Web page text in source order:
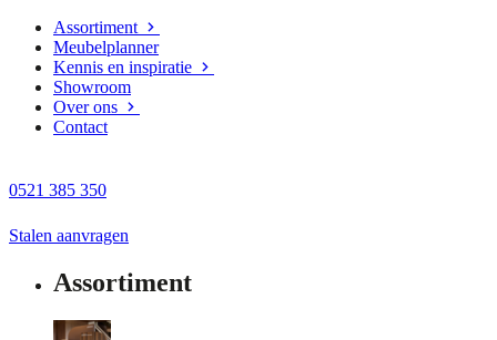
Assortiment
Meubelplanner
Kennis en inspiratie
Showroom
Over ons
Contact
0521 385 350
Stalen aanvragen
Assortiment